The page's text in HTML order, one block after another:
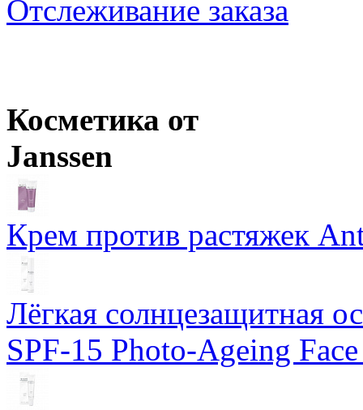
Ожидается
Wella Professionals Крем-краска Illumina Color
Отслеживание заказа
Косметика от
Janssen
Крем против растяжек
Лёгкая солнцезащитная
SPF-15 Photo-Ageing